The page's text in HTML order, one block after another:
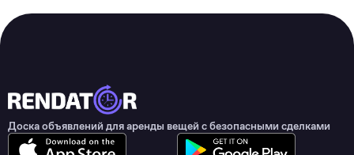
Доска объявлений для аренды вещей с безопасными сделками